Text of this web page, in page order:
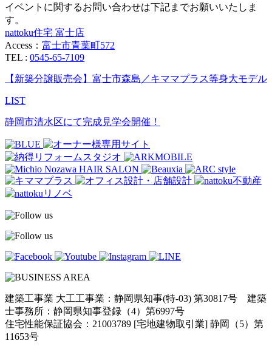
イベントに関するお問い合わせは下記までお願いいたしま
す。
nattoku住宅 富士店
Access： 富士市青葉町572
TEL : 0545-65-7109
【新築分譲販売会】富士市森島／キママプラス等身大モデル
LIST
静岡市清水区にて完成見学会開催！
建築工事業 大工工事業：静岡県知事(特-03) 第30817号 建築
士事務所：静岡県知事登録（4）第6997号
住宅性能保証協会：21003789 [宅地建物取引業] 静岡（5）第
11653号